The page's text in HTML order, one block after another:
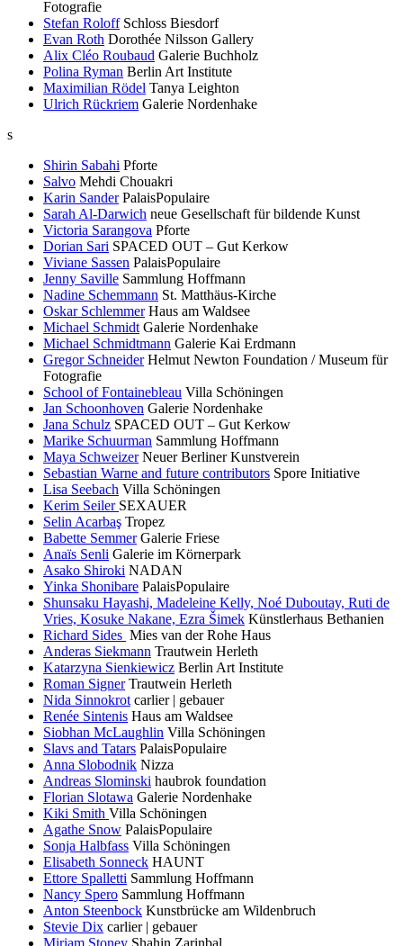
Fotografie
Stefan Roloff Schloss Biesdorf
Evan Roth Dorothée Nilsson Gallery
Alix Cléo Roubaud Galerie Buchholz
Polina Ryman Berlin Art Institute
Maximilian Rödel Tanya Leighton
Ulrich Rückriem Galerie Nordenhake
s
Shirin Sabahi Pforte
Salvo Mehdi Chouakri
Karin Sander PalaisPopulaire
Sarah Al-Darwich neue Gesellschaft für bildende Kunst
Victoria Sarangova Pforte
Dorian Sari SPACED OUT – Gut Kerkow
Viviane Sassen PalaisPopulaire
Jenny Saville Sammlung Hoffmann
Nadine Schemmann St. Matthäus-Kirche
Oskar Schlemmer Haus am Waldsee
Michael Schmidt Galerie Nordenhake
Michael Schmidtmann Galerie Kai Erdmann
Gregor Schneider Helmut Newton Foundation / Museum für
Fotografie
School of Fontainebleau Villa Schöningen
Jan Schoonhoven Galerie Nordenhake
Jana Schulz SPACED OUT – Gut Kerkow
Marike Schuurman Sammlung Hoffmann
Maya Schweizer Neuer Berliner Kunstverein
Sebastian Warne and future contributors Spore Initiative
Lisa Seebach Villa Schöningen
Kerim Seiler SEXAUER
Selin Acarbaş Tropez
Babette Semmer Galerie Friese
Anaïs Senli Galerie im Körnerpark
Asako Shiroki NADAN
Yinka Shonibare PalaisPopulaire
Shunsaku Hayashi, Madeleine Kelly, Noé Duboutay, Ruti de
Vries, Kosuke Nakane, Ezra Šimek Künstlerhaus Bethanien
Richard Sides Mies van der Rohe Haus
Anderas Siekmann Trautwein Herleth
Katarzyna Sienkiewicz Berlin Art Institute
Roman Signer Trautwein Herleth
Nida Sinnokrot carlier | gebauer
Renée Sintenis Haus am Waldsee
Siobhan McLaughlin Villa Schöningen
Slavs and Tatars PalaisPopulaire
Anna Slobodnik Nizza
Andreas Slominski haubrok foundation
Florian Slotawa Galerie Nordenhake
Kiki Smith Villa Schöningen
Agathe Snow PalaisPopulaire
Sonja Halbfass Villa Schöningen
Elisabeth Sonneck HAUNT
Ettore Spalletti Sammlung Hoffmann
Nancy Spero Sammlung Hoffmann
Anton Steenbock Kunstbrücke am Wildenbruch
Stevie Dix carlier | gebauer
Miriam Stoney Shahin Zarinbal